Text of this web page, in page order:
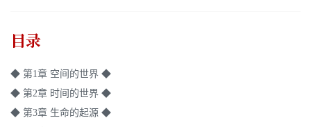
目录
◆ 第1章 空间的世界 ◆
◆ 第2章 时间的世界 ◆
◆ 第3章 生命的起源 ◆